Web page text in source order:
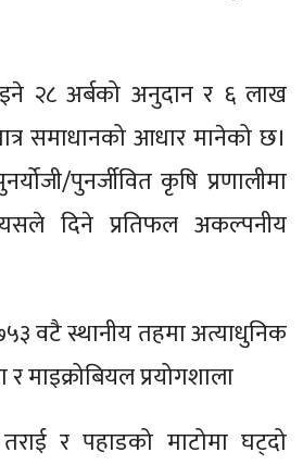
२८ अर्बको अनुदान र ६ लाख
समाधानको आधार मानेको छ।
पुनर्जीवित कृषि प्रणालीमा
दिने प्रतिफल अकल्पनीय
वटै स्थानीय तहमा अत्याधुनिक
माइक्रोबियल प्रयोगशाला
र पहाडको माटोमा घट्दो